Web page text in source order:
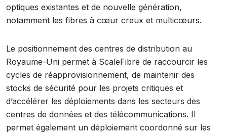
optiques existantes et de nouvelle génération,
notamment les fibres à cœur creux et multicœurs.
Le positionnement des centres de distribution au
Royaume-Uni permet à ScaleFibre de raccourcir les
cycles de réapprovisionnement, de maintenir des
stocks de sécurité pour les projets critiques et
d’accélérer les déploiements dans les secteurs des
centres de données et des télécommunications. Il
permet également un déploiement coordonné sur les